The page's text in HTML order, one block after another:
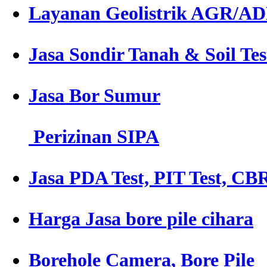
Layanan Geolistrik AGR/
Jasa Sondir Tanah & Soil
Jasa Bor Sumur
Perizinan SIPA
Jasa PDA Test, PIT Test,
Harga Jasa bore pile cihara
Borehole Camera, Bore Pile